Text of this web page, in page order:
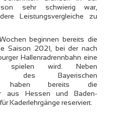
sehr schwierig war,
Leistungsvergleiche zu
beginnen bereits die
Saison 2021, bei der nach
Hallenradrennbahn eine
spielen wird. Neben
des Bayerischen
haben bereits die
aus Hessen und Baden-
Kaderlehrgänge reserviert.